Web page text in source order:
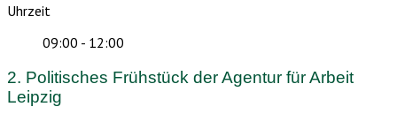
Uhrzeit
09:00 - 12:00
2. Politisches Frühstück der Agentur für Arbeit
Leipzig